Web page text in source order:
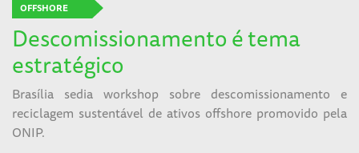
OFFSHORE
Descomissionamento é tema
estratégico
Brasília sedia workshop sobre descomissionamento e
reciclagem sustentável de ativos offshore promovido pela
ONIP.